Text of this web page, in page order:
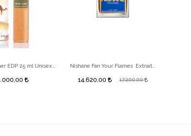
14.620,00 17.200,00